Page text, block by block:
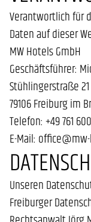
Verantwortlich für
Daten auf dieser
MW Hotels GmbH
Geschäftsführer:
Stühlingerstraße 21
79106 Freiburg im
Telefon: +49 761
E-Mail:
Unseren
Freiburger